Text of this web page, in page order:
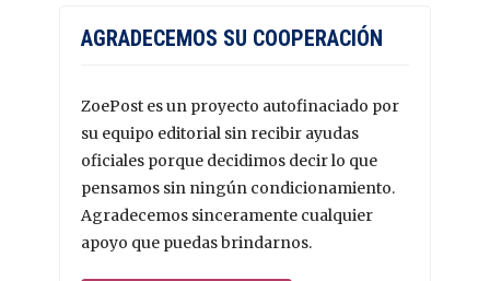
AGRADECEMOS SU COOPERACIÓN
ZoePost es un proyecto autofinaciado por
su equipo editorial sin recibir ayudas
oficiales porque decidimos decir lo que
pensamos sin ningún condicionamiento.
Agradecemos sinceramente cualquier
apoyo que puedas brindarnos.